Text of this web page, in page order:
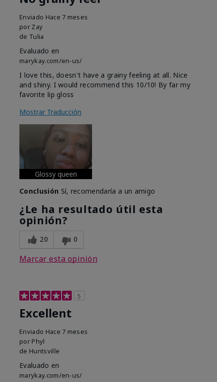
Enviado Hace 7 meses
por Zay
de Tulia
Evaluado en
marykay.com/en-us/
I love this, doesn't have a grainy feeling at all. Nice
and shiny. I would recommend this 10/10! By far my
favorite lip gloss
Mostrar Traducción
Glossy queen
Conclusión Sí, recomendaría a un amigo
¿Le ha resultado útil esta
opinión?
20 0
Marcar esta opinión
5
Excellent
Enviado Hace 7 meses
por Phyl
de Huntsville
Evaluado en
marykay.com/en-us/